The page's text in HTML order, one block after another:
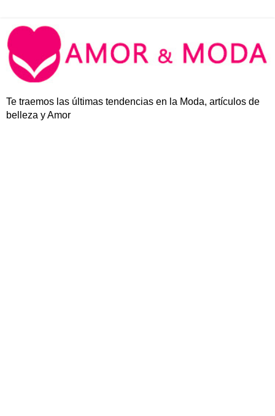
Te traemos las últimas tendencias en la Moda, artículos de
belleza y Amor